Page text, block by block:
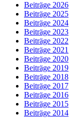
Beiträge 2026
Beiträge 2025
Beiträge 2024
Beiträge 2023
Beiträge 2022
Beiträge 2021
Beiträge 2020
Beiträge 2019
Beiträge 2018
Beiträge 2017
Beiträge 2016
Beiträge 2015
Beiträge 2014